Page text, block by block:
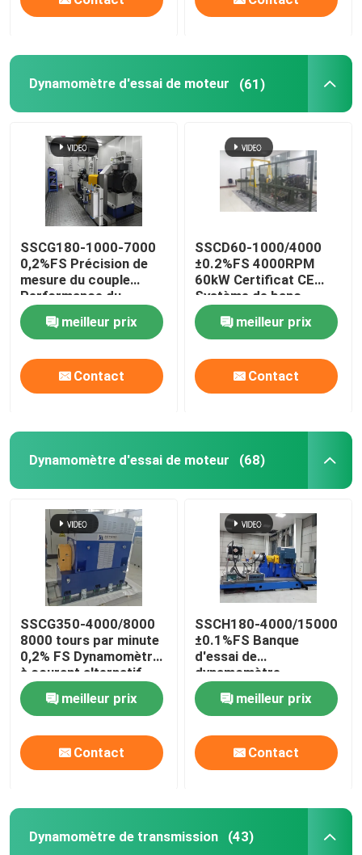
Dynamomètre d'essai de moteur (61)
SSCG180-1000-7000
0,2%FS Précision de
mesure du couple
Performance du
moteur à essence banc
d'essai dynamomètre
électrique
meilleur prix
Contact
SSCD60-1000/4000
±0.2%FS 4000RPM
60kW Certificat CE
Système de banc
d'essai électrique
dynamomètre de haute
précision pour moteur
diesel
meilleur prix
Contact
Dynamomètre d'essai de moteur (68)
SSCG350-4000/8000
8000 tours par minute
0,2% FS Dynamomètre
à courant alternatif
utilisé pour le moteur à
grande vitesse d'une
voiture
meilleur prix
Contact
SSCH180-4000/15000
±0.1%FS Banque
d'essai de
dynamomètre
électrique à moteur AC
asynchrone à nouvelle
énergie à haute
précision
meilleur prix
Contact
Dynamomètre de transmission (43)